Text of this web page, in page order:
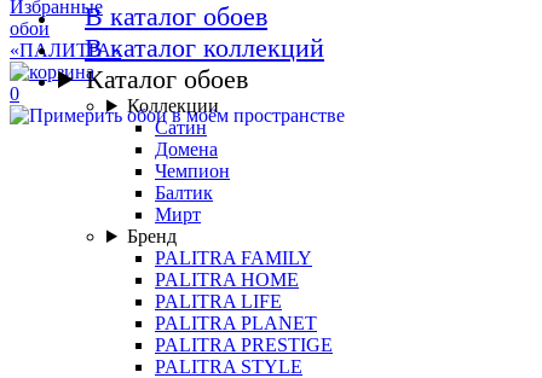
0
В каталог обоев
В каталог коллекций
Каталог обоев
Коллекции
Сатин
Домена
Чемпион
Балтик
Мирт
Бренд
PALITRA FAMILY
PALITRA HOME
PALITRA LIFE
PALITRA PLANET
PALITRA PRESTIGE
PALITRA STYLE